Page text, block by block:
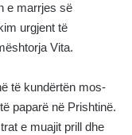
e marrjes së
urgjent të
Vita.
të kundërtën mos-
paparë në Prishtinë.
e muajit prill dhe